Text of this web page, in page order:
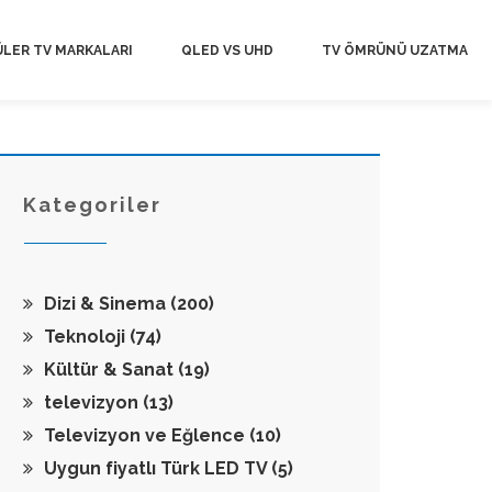
TV MARKALARI QLED VS UHD TV ÖMRÜNÜ UZATMA
Kategoriler
Dizi & Sinema (200)
Teknoloji (74)
Kültür & Sanat (19)
televizyon (13)
Televizyon ve Eğlence (10)
Uygun fiyatlı Türk LED TV (5)